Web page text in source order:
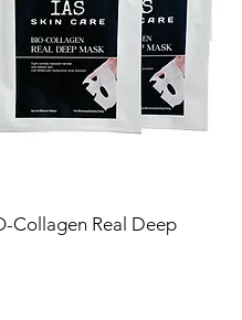
Collagen Real Deep